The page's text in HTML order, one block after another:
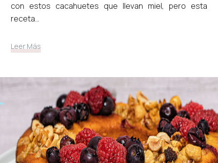
con estos cacahuetes que llevan miel, pero esta
receta...
Leer Más